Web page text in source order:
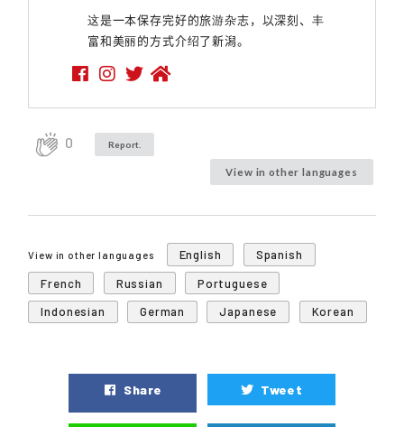
这是一本保存完好的旅游杂志，以深刻、丰
富和美丽的方式介绍了新潟。
0 Report.
View in other languages
View in other languages English
Spanish
French
Russian
Portuguese
Indonesian
German Japanese Korean
Share Tweet